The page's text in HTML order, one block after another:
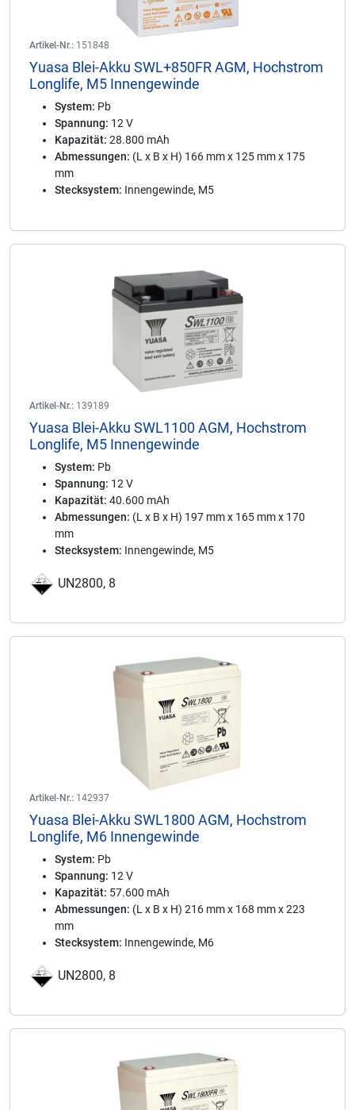
Artikel-Nr.: 151848
Yuasa Blei-Akku SWL+850FR AGM, Hochstrom
Longlife, M5 Innengewinde
System: Pb
Spannung: 12 V
Kapazität: 28.800 mAh
Abmessungen: (L x B x H) 166 mm x 125 mm x 175
mm
Stecksystem: Innengewinde, M5
Artikel-Nr.: 139189
Yuasa Blei-Akku SWL1100 AGM, Hochstrom
Longlife, M5 Innengewinde
System: Pb
Spannung: 12 V
Kapazität: 40.600 mAh
Abmessungen: (L x B x H) 197 mm x 165 mm x 170
mm
Stecksystem: Innengewinde, M5
UN2800, 8
Artikel-Nr.: 142937
Yuasa Blei-Akku SWL1800 AGM, Hochstrom
Longlife, M6 Innengewinde
System: Pb
Spannung: 12 V
Kapazität: 57.600 mAh
Abmessungen: (L x B x H) 216 mm x 168 mm x 223
mm
Stecksystem: Innengewinde, M6
UN2800, 8